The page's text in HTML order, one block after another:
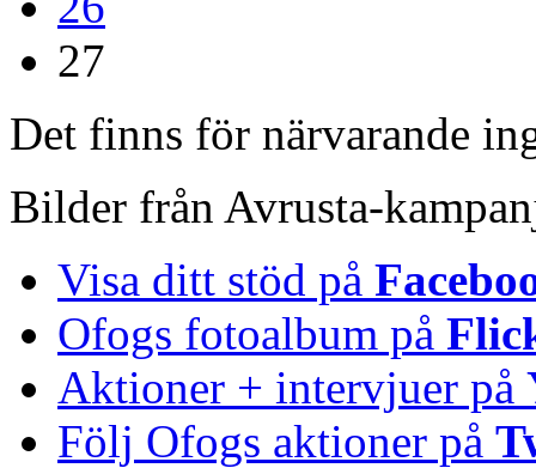
27
Det finns för närvarande
Bilder från Avrusta-
Visa ditt stöd på
Ofogs fotoalbum på
Aktioner + intervjuer på
Följ Ofogs aktioner på